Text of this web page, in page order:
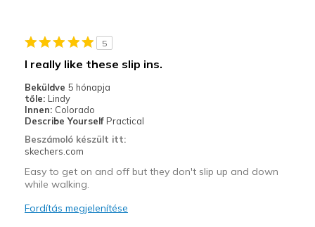
Legjobb használat
Going Out
Travel
View On Shoes
5
I really like these slip ins.
Beküldve 5 hónapja
tőle: Lindy
Innen: Colorado
Describe Yourself Practical
Beszámoló készült itt:
skechers.com
Easy to get on and off but they don't slip up and down
while walking.
Fordítás megjelenítése